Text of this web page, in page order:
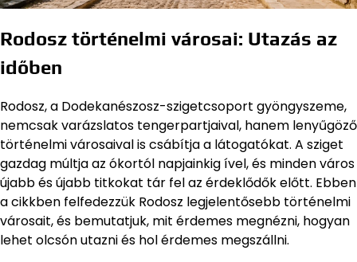
Rodosz történelmi városai: Utazás az
időben
Rodosz, a Dodekanészosz-szigetcsoport gyöngyszeme,
nemcsak varázslatos tengerpartjaival, hanem lenyűgöző
történelmi városaival is csábítja a látogatókat. A sziget
gazdag múltja az ókortól napjainkig ível, és minden város
újabb és újabb titkokat tár fel az érdeklődők előtt. Ebben
a cikkben felfedezzük Rodosz legjelentősebb történelmi
városait, és bemutatjuk, mit érdemes megnézni, hogyan
lehet olcsón utazni és hol érdemes megszállni.